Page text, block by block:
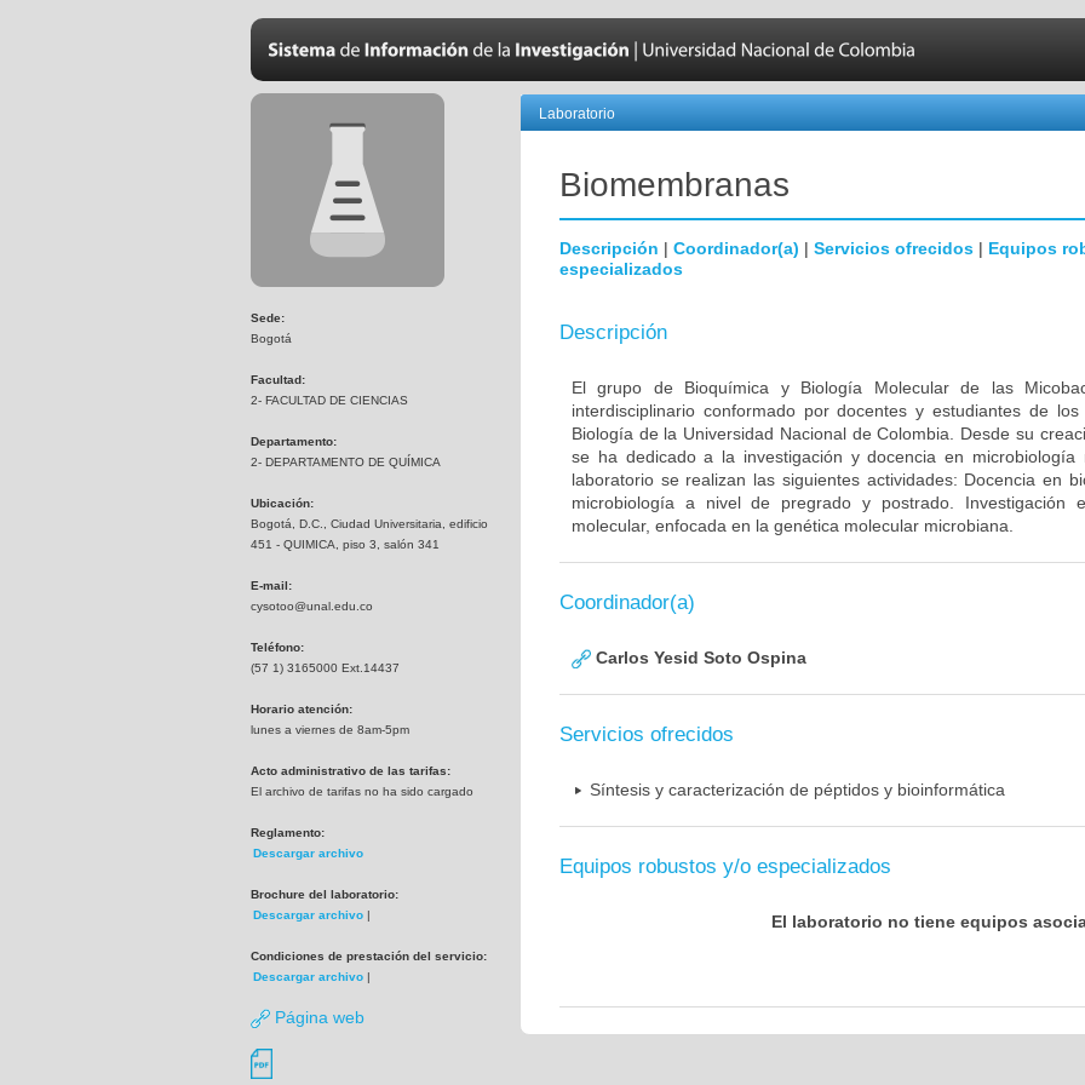
Sede:
Bogotá
Facultad:
2- FACULTAD DE CIENCIAS
Departamento:
2- DEPARTAMENTO DE QUÍMICA
Ubicación:
Bogotá, D.C., Ciudad Universitaria, edificio
451 - QUIMICA, piso 3, salón 341
E-mail:
cysotoo@unal.edu.co
Teléfono:
(57 1) 3165000 Ext.14437
Horario atención:
lunes a viernes de 8am-5pm
Acto administrativo de las tarifas:
El archivo de tarifas no ha sido cargado
Reglamento:
Descargar archivo
Brochure del laboratorio:
Descargar archivo |
Condiciones de prestación del servicio:
Descargar archivo |
Página web
Laboratorio
Biomembranas
Descripción | Coordinador(a) | Servicios ofrecidos | Equipos
especializados
Descripción
El grupo de Bioquímica y Biología Molecular de las
interdisciplinario conformado por docentes y estudiantes de
Biología de la Universidad Nacional de Colombia. Desde su
se ha dedicado a la investigación y docencia en microbiología
laboratorio se realizan las siguientes actividades: Docencia en
microbiología a nivel de pregrado y postrado. Investigación
molecular, enfocada en la genética molecular microbiana.
Coordinador(a)
Carlos Yesid Soto Ospina
Servicios ofrecidos
Síntesis y caracterización de péptidos y bioinformática
Equipos robustos y/o especializados
El laboratorio no tiene equipos